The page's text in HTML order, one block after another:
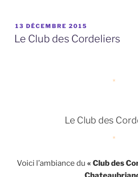
PUBLIÉ
LE
13 DÉCEMBRE 2015
Le Club des Cordeliers
*
Le Club des
*
Voici l’ambiance du « Club des